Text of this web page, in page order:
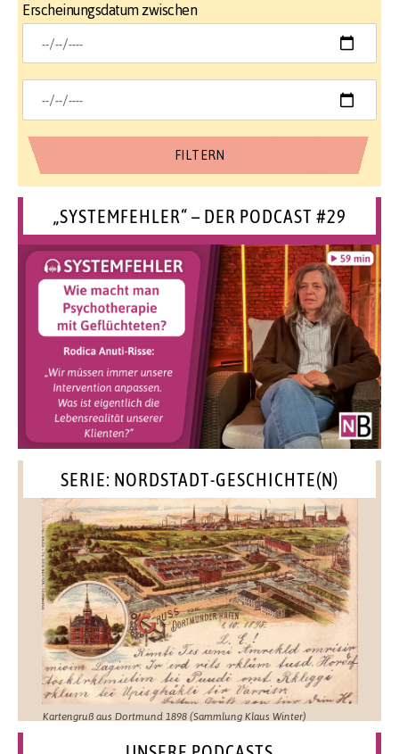
Erscheinungsdatum zwischen
„SYSTEMFEHLER“ – DER PODCAST #29
SERIE: NORDSTADT-GESCHICHTE(N)
Kartengruß aus Dortmund 1898 (Sammlung Klaus Winter)